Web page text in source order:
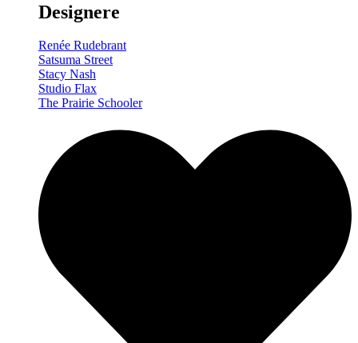
Designere
Renée Rudebrant
Satsuma Street
Stacy Nash
Studio Flax
The Prairie Schooler